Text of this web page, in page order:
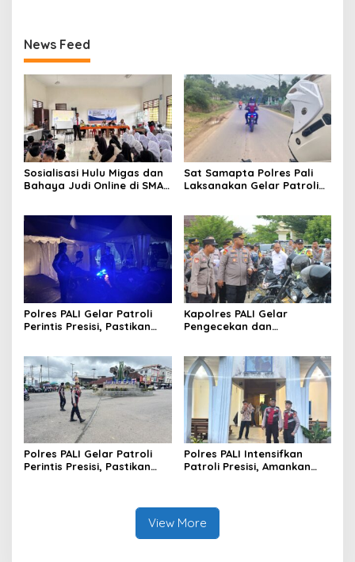
News Feed
Sosialisasi Hulu Migas dan
Bahaya Judi Online di SMAN
Sat Samapta Polres Pali
Laksanakan Gelar Patroli
Polres Pali
Polres PALI Gelar Patroli
Perintis Presisi, Pastikan
Kapolres PALI Gelar
Pengecekan dan
Operasional 2025
Polres PALI Gelar Patroli
Perintis Presisi, Pastikan
Polres PALI Intensifkan
Patroli Presisi, Amankan
View More